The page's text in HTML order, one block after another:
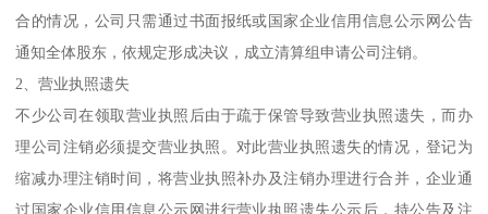
合的情况，公司只需通过书面报纸或国家企业信用信息公示网公告
通知全体股东，依规定形成决议，成立清算组申请公司注销。
2、营业执照遗失
不少公司在领取营业执照后由于疏于保管导致营业执照遗失，而办
理公司注销必须提交营业执照。对此营业执照遗失的情况，登记为
缩减办理注销时间，将营业执照补办及注销办理进行合并，企业通
过国家企业信用信息公示网进行营业执照遗失公示后，持公告及注